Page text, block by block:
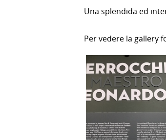
Una splendida ed
Per vedere la gallery